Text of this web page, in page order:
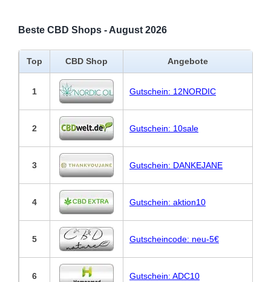
Beste CBD Shops - August 2026
Top CBD Shop Angebote
1 Gutschein: 12NORDIC
2 Gutschein: 10sale
3 Gutschein: DANKEJANE
4 Gutschein: aktion10
5 Gutscheincode: neu-5€
6 Gutschein: ADC10